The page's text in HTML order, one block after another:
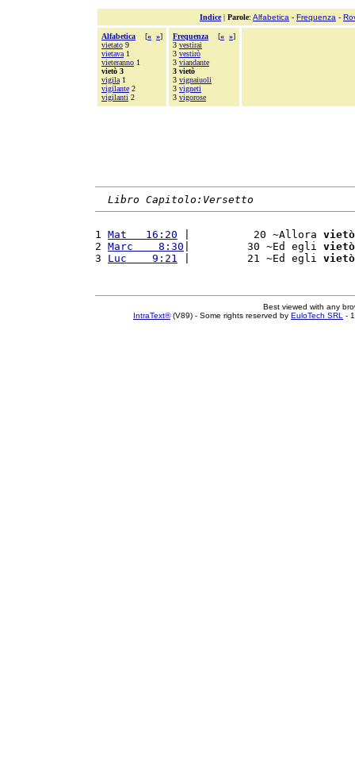
Indice| Parole: Alfabetica - Frequenza -
Alfabetica [« »]
vietato 9
vietava 1
vieteranno 1
vietò 3
vigila 1
vigilante 2
vigilanti 2
Frequenza [« »]
3 vestirai
3 vestirò
3 viandante
3 vietò
3 vignaiuoli
3 vigneti
3 vigorose
Libro Capitolo:Versetto
1 Mat   16:20 |          20 ~Allora vietò
2 Marc    8:30 |         30 ~Ed egli vietò
3 Luc    9:21 |         21 ~Ed egli vietò
Best viewed with any
IntraText®(V89) - Some rights reserved by EuloTech SRL -